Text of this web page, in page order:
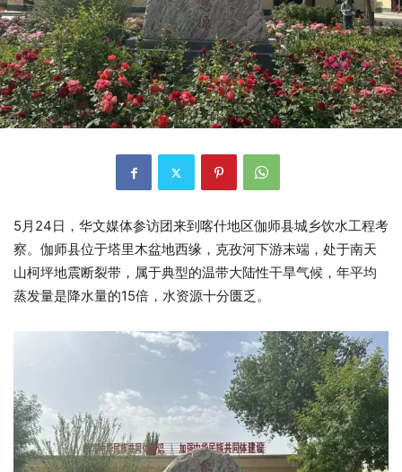
5月24日，华文媒体参访团来到喀什地区伽师县城乡饮水工程考
察。伽师县位于塔里木盆地西缘，克孜河下游末端，处于南天
山柯坪地震断裂带，属于典型的温带大陆性干旱气候，年平均
蒸发量是降水量的15倍，水资源十分匮乏。